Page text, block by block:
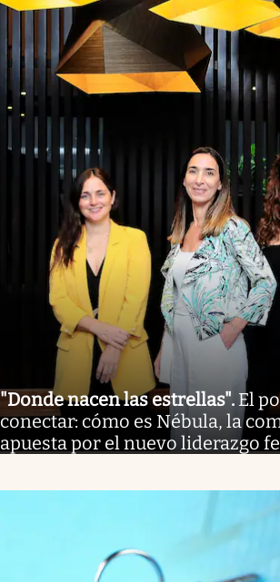
"Donde nacen las estrellas". El
conectar: cómo es Nébula, la
apuesta por el nuevo liderazgo